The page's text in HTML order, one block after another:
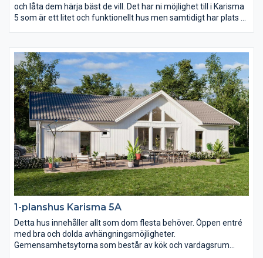
och låta dem härja bäst de vill. Det har ni möjlighet till i Karisma
5 som är ett litet och funktionellt hus men samtidigt har plats åt
1-planshus Karisma 5A
Detta hus innehåller allt som dom flesta behöver. Öppen entré
med bra och dolda avhängningsmöjligheter.
Gemensamhetsytorna som består av kök och vardagsrum